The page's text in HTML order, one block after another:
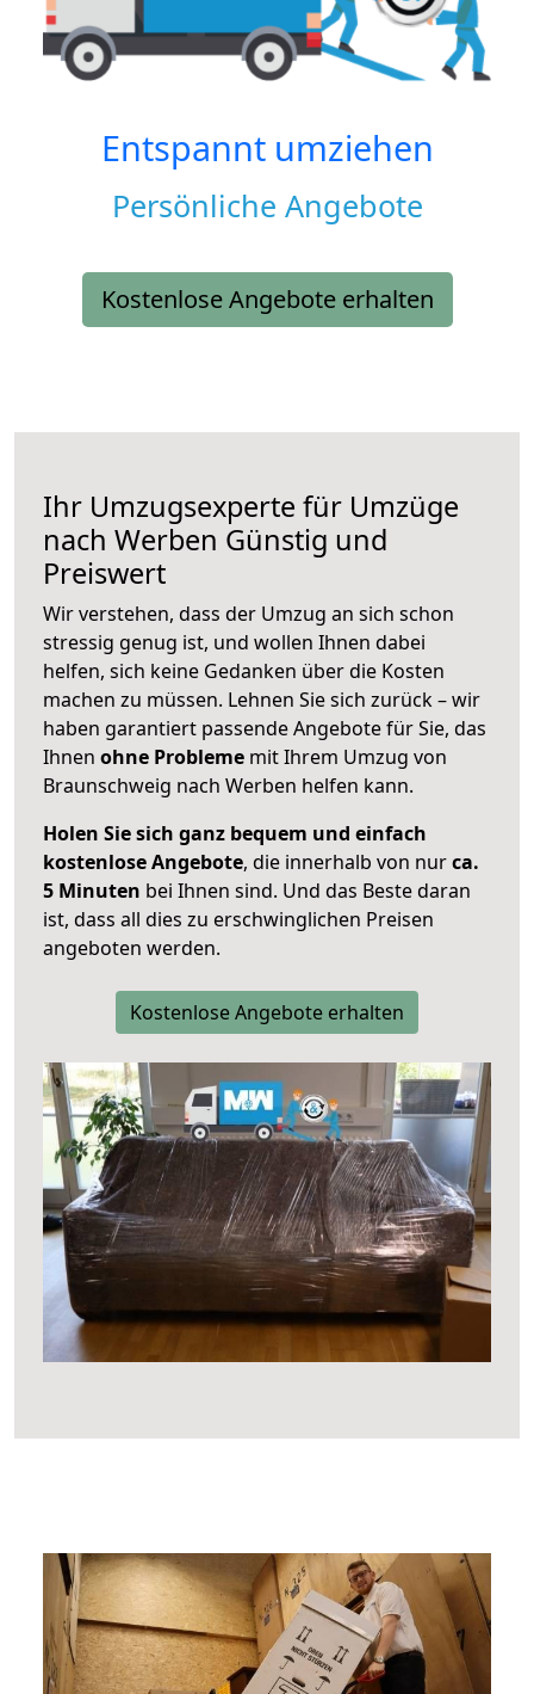
Entspannt umziehen
Persönliche Angebote
Kostenlose Angebote erhalten
Ihr Umzugsexperte für Umzüge
nach Werben Günstig und
Preiswert
Wir verstehen, dass der Umzug an sich schon
stressig genug ist, und wollen Ihnen dabei
helfen, sich keine Gedanken über die Kosten
machen zu müssen. Lehnen Sie sich zurück – wir
haben garantiert passende Angebote für Sie, das
Ihnen ohne Probleme mit Ihrem Umzug von
Braunschweig nach Werben helfen kann.
Holen Sie sich ganz bequem und einfach
kostenlose Angebote, die innerhalb von nurca.
5 Minuten bei Ihnen sind. Und das Beste daran
ist, dass all dies zu erschwinglichen Preisen
angeboten werden.
Kostenlose Angebote erhalten